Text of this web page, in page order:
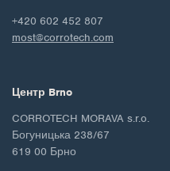
+420 602 452 807
most@corrotech.com
Центр Brno
CORROTECH MORAVA s.r.o.
Богуницька 238/67
619 00 Брно